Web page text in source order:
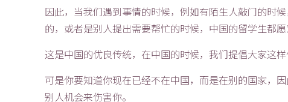
因此，当我们遇到事情的时候，例如有陌生人敲门的时
的，或者是别人提出需要帮忙的时候，中国的留学生都愿
这是中国的优良传统，在中国的时候，我们提倡大家这样
可是你要知道你现在已经不在中国，而是在别的国家，
别人机会来伤害你。